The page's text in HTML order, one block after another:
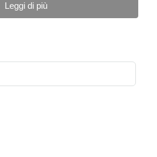
Leggi di più